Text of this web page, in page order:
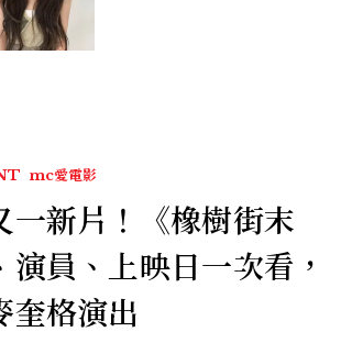
mc愛電影
一新片！《橡樹街末
演員、上映日一次看，
奎格演出